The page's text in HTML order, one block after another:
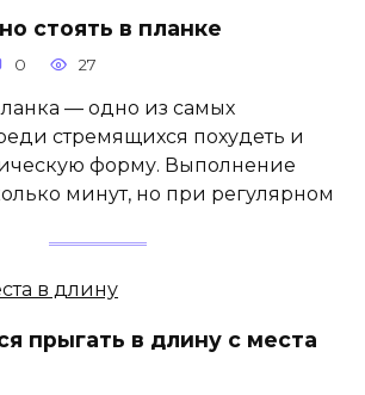
стоять в планке
0 27
— одно из самых
стремящихся похудеть и
форму. Выполнение
минут, но при регулярном
прыгать в длину с места